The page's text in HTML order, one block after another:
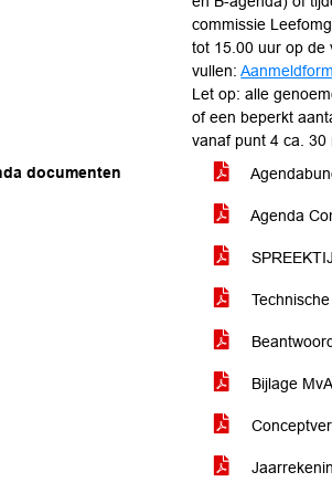
commissie
tot 15.00 uur op de
vullen:
Let op: alle
of een beperkt
vanaf punt 4 ca. 30
documenten
Agenda
Bijlage